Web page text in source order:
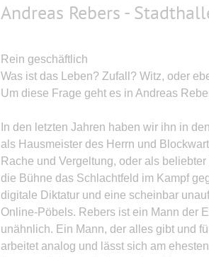
Andreas Rebers -
Rein geschäftlich
Was ist das Leben? Zufall? Witz, oder
Um diese Frage geht es in Andreas
In den letzten Jahren haben wir ihn in
als Hausmeister des Herrn und
Rache und Vergeltung, oder als
die Bühne das Schlachtfeld im Kampf
digitale Diktatur und eine scheinbar
Online-Pöbels. Rebers ist ein Mann der
unähnlich. Ein Mann, der alles gibt und
arbeitet analog und lässt sich am